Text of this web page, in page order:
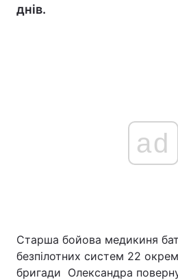
Україна
днів.
ad
Старша бойова медикиня
безпілотних систем 22
бригади Олександра